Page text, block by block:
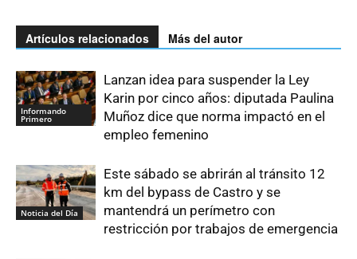
Artículos relacionados Más del autor
Informando
Primero
Lanzan idea para suspender la Ley
Karin por cinco años: diputada Paulina
Muñoz dice que norma impactó en el
empleo femenino
Noticia del Día
Este sábado se abrirán al tránsito 12
km del bypass de Castro y se
mantendrá un perímetro con
restricción por trabajos de emergencia